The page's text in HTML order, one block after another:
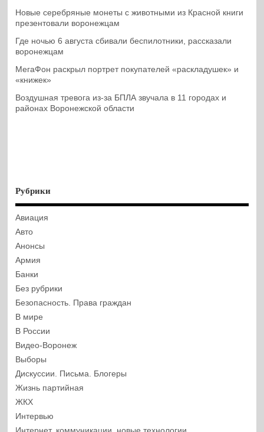
Новые серебряные монеты с животными из Красной книги
презентовали воронежцам
Где ночью 6 августа сбивали беспилотники, рассказали
воронежцам
МегаФон раскрыл портрет покупателей «раскладушек» и
«книжек»
Воздушная тревога из-за БПЛА звучала в 11 городах и
районах Воронежской области
Рубрики
Авиация
Авто
Анонсы
Армия
Банки
Без рубрики
Безопасность. Права граждан
В мире
В России
Видео-Воронеж
Выборы
Дискуссии. Письма. Блогеры
Жизнь партийная
ЖКХ
Интервью